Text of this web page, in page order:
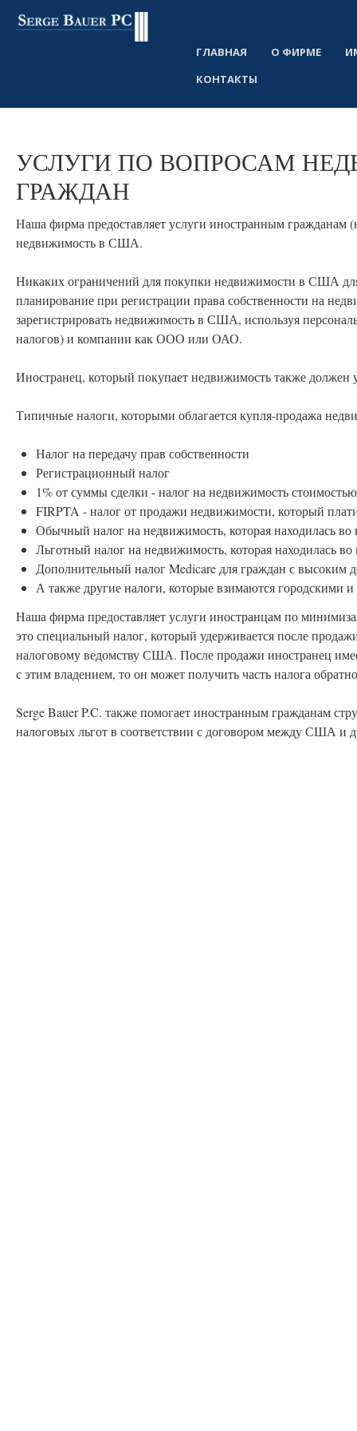
ГЛАВНАЯ О ФИРМЕ
КОНТАКТЫ
УСЛУГИ ПО ВОПРОСАМ
ГРАЖДАН
Наша фирма предоставляет услуги иностранным гражданам
недвижимость в США.
Никаких ограничений для покупки недвижимости в США
планирование при регистрации права собственности на
зарегистрировать недвижимость в США, используя
налогов) и компании как ООО или ОАО.
Иностранец, который покупает недвижимость также
Типичные налоги, которыми облагается купля-продажа
Налог на передачу прав собственности
Регистрационный налог
1% от суммы сделки - налог на недвижимость
FIRPTA - налог от продажи недвижимости, который
Обычный налог на недвижимость, которая находилась во
Льготный налог на недвижимость, которая находилась во
Дополнительный налог Medicare для граждан с высоким
А также другие налоги, которые взимаются городскими
Наша фирма предоставляет услуги иностранцам по
это специальный налог, который удерживается после
налоговому ведомству США. После продажи иностранец
с этим владением, то он может получить часть налога
Serge Bauer P.C. также помогает иностранным гражданам
налоговых льгот в соответствии с договором между США и